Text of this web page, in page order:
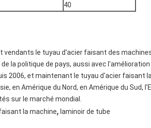
40
le tuyau d'acier faisant des
la politique de pays, aussi avec
2006, et maintenant le tuyau d'acier faisant
en Amérique du Nord, en Amérique du Sud,
sur le marché mondial.
la machine, laminoir de tube